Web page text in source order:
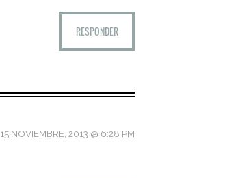
RESPONDER
15 NOVIEMBRE, 2013 @ 6:28 PM